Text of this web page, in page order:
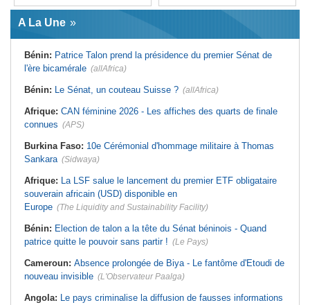
Afrique:Le continent, plaque
tournante des faux ordres de
virement
Mali:Achat d'un avion présidentiel -
condamnation de l'ex-ministre de
l'Économie
France la restitution du crâne de
Bokar Biro et de trois de ses
Bénin:Le nouveau Sénat élit son
premier président
l'environnement - La Roots Wild
Foundation distinguée au Grand Prix
Nelson Mandela
blessés dans un grave accident de
calcinée à Moknine après le
rétablissement du courant
Afrique: Ligue des Champions de la
CAF - L'Espérance exemptée au
Tunisie: Crise sanitaire au pays -
A La Une
Bénin: Patrice Talon prend la présidence du premier Sénat de
l'ère bicamérale (allAfrica)
Bénin: Le Sénat, un couteau Suisse ? (allAfrica)
Afrique: CAN féminine 2026 - Les affiches des quarts de finale
connues (APS)
Burkina Faso: 10e Cérémonial d'hommage militaire à Thomas
Sankara (Sidwaya)
Afrique: La LSF salue le lancement du premier ETF obligataire
souverain africain (USD) disponible en
Europe (The Liquidity and Sustainability Facility)
Bénin: Election de talon a la tête du Sénat béninois - Quand
patrice quitte le pouvoir sans partir ! (Le Pays)
Cameroun: Absence prolongée de Biya - Le fantôme d'Etoudi de
nouveau invisible (L'Observateur Paalga)
Angola: Le pays criminalise la diffusion de fausses informations